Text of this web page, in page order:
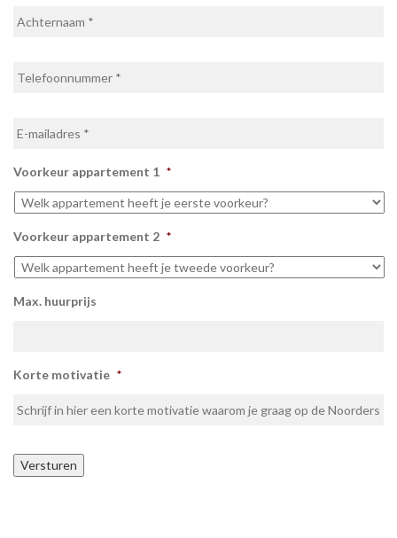
mailadres *
Voorkeur appartement 1 *
Voorkeur appartement 2 *
Max. huurprijs
Korte motivatie *
Versturen